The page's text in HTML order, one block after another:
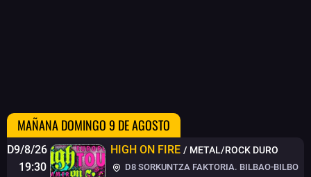
MAÑANA DOMINGO 9 DE AGOSTO
D9/8/26
19:30
HIGH ON FIRE / METAL/ROCK DURO
D8 SORKUNTZA FAKTORIA. BILBAO-BILBO